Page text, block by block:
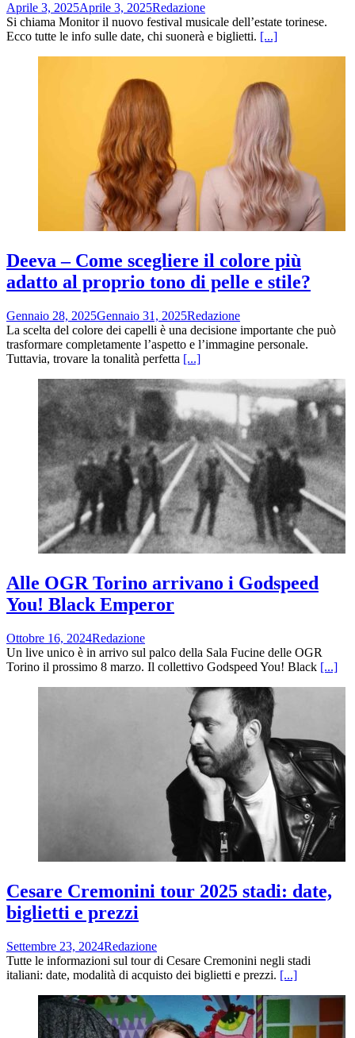
Aprile 3, 2025Aprile 3, 2025Redazione
Si chiama Monitor il nuovo festival musicale dell’estate torinese.
Ecco tutte le info sulle date, chi suonerà e biglietti. [...]
Deeva – Come scegliere il colore più
adatto al proprio tono di pelle e stile?
Gennaio 28, 2025Gennaio 31, 2025Redazione
La scelta del colore dei capelli è una decisione importante che può
trasformare completamente l’aspetto e l’immagine personale.
Tuttavia, trovare la tonalità perfetta [...]
Alle OGR Torino arrivano i Godspeed
You! Black Emperor
Ottobre 16, 2024Redazione
Un live unico è in arrivo sul palco della Sala Fucine delle OGR
Torino il prossimo 8 marzo. Il collettivo Godspeed You! Black [...]
Cesare Cremonini tour 2025 stadi: date,
biglietti e prezzi
Settembre 23, 2024Redazione
Tutte le informazioni sul tour di Cesare Cremonini negli stadi
italiani: date, modalità di acquisto dei biglietti e prezzi. [...]